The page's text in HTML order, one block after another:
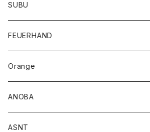
SUBU
FEUERHAND
Orange
ANOBA
ASNT